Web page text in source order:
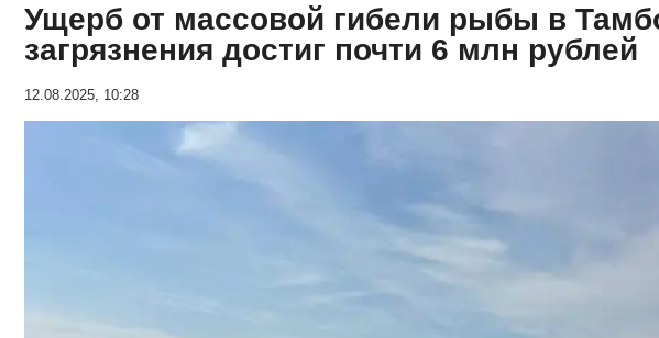
Ущерб от массовой гибели рыбы в
загрязнения достиг почти 6 млн рублей
12.08.2025, 10:28